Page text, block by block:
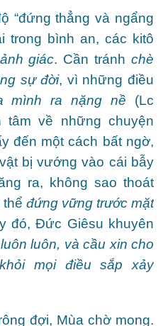
“đứng thẳng và ngẩng
trong bình an, các kitô
giác. Cần tránh chè
sự đời, vì những điều
mình ra nặng nề (Lc
tâm về những chuyện
đến một cách bất ngờ,
bị vướng vào cái bẫy
ra, không sao thoát
đứng vững trước mặt
đó, Đức Giêsu khuyên
luôn, và cầu xin cho
mọi điều sắp xảy
đợi, Mùa chờ mong.